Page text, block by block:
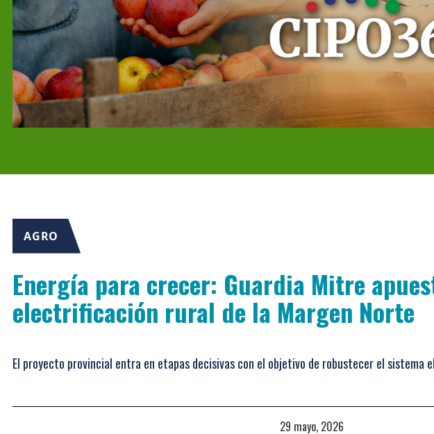
AGRO
Energía para crecer: Guardia Mitre
electrificación rural de la Margen Norte
El proyecto provincial entra en etapas decisivas con el objetivo de robustecer el sistema
29 mayo, 2026